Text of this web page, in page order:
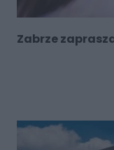
Zabrze